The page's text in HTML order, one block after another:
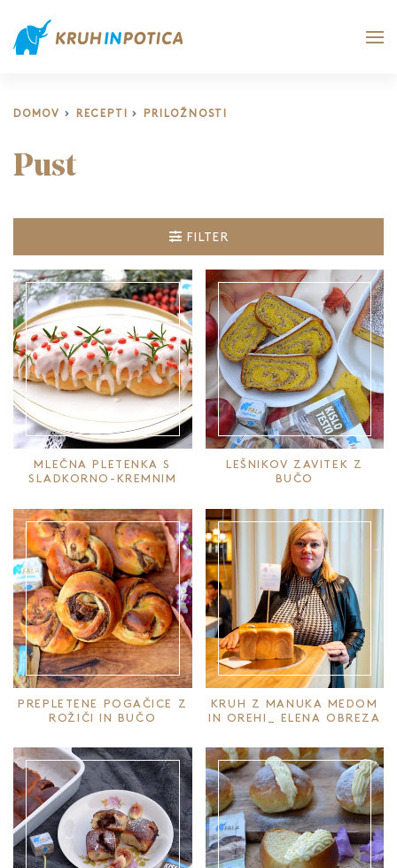
DOMOV RECEPTI PRILOŽNOSTI
Pust
FILTER
MLEČNA PLETENKA S
SLADKORNO-KREMNIM
LEŠNIKOV ZAVITEK Z
BUČO
PREPLETENE POGAČICE Z
ROŽIČI IN BUČO
KRUH Z MANUKA MEDOM
IN OREHI_ ELENA OBREZA